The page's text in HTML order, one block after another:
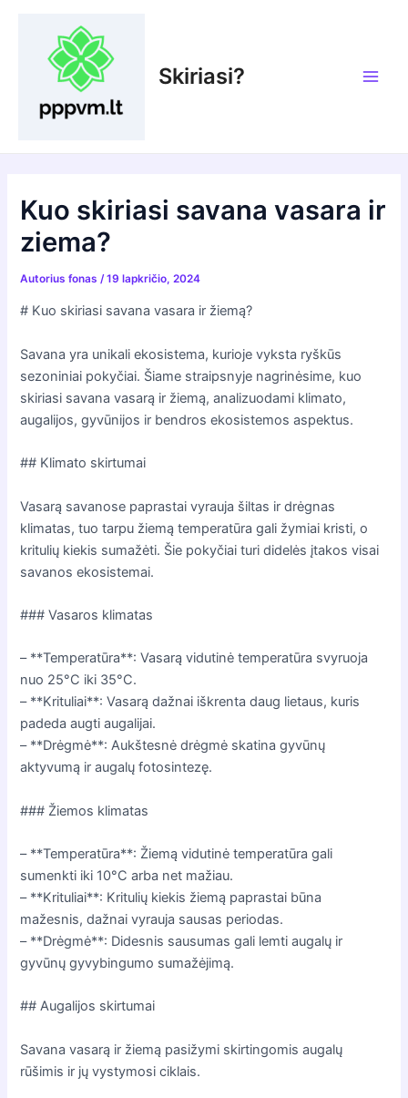
Skiriasi?
Kuo skiriasi savana vasara ir
ziema?
Autorius fonas/19 lapkričio, 2024
# Kuo skiriasi savana vasara ir žiemą?
Savana yra unikali ekosistema, kurioje vyksta ryškūs
sezoniniai pokyčiai. Šiame straipsnyje nagrinėsime, kuo
skiriasi savana vasarą ir žiemą, analizuodami klimato,
augalijos, gyvūnijos ir bendros ekosistemos aspektus.
## Klimato skirtumai
Vasarą savanose paprastai vyrauja šiltas ir drėgnas
klimatas, tuo tarpu žiemą temperatūra gali žymiai kristi, o
kritulių kiekis sumažėti. Šie pokyčiai turi didelės įtakos visai
savanos ekosistemai.
### Vasaros klimatas
– **Temperatūra**: Vasarą vidutinė temperatūra svyruoja
nuo 25°C iki 35°C.
– **Krituliai**: Vasarą dažnai iškrenta daug lietaus, kuris
padeda augti augalijai.
– **Drėgmė**: Aukštesnė drėgmė skatina gyvūnų
aktyvumą ir augalų fotosintezę.
### Žiemos klimatas
– **Temperatūra**: Žiemą vidutinė temperatūra gali
sumenkti iki 10°C arba net mažiau.
– **Krituliai**: Kritulių kiekis žiemą paprastai būna
mažesnis, dažnai vyrauja sausas periodas.
– **Drėgmė**: Didesnis sausumas gali lemti augalų ir
gyvūnų gyvybingumo sumažėjimą.
## Augalijos skirtumai
Savana vasarą ir žiemą pasižymi skirtingomis augalų
rūšimis ir jų vystymosi ciklais.